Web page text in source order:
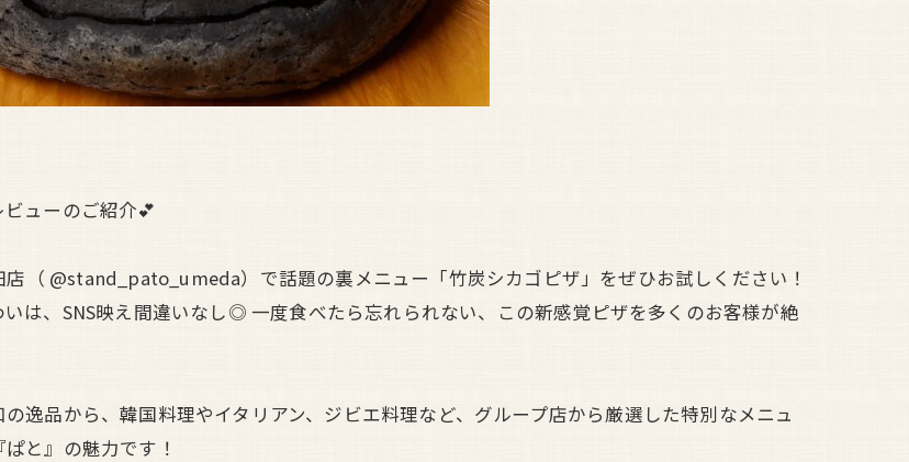
ューのご紹介💕
（ @stand_pato_umeda）で話題の裏メニュー「竹炭シカゴピザ」をぜひお試しください！
は、SNS映え間違いなし◎ 一度食べたら忘れられない、この新感覚ピザを多くのお客様が絶
逸品から、韓国料理やイタリアン、ジビエ料理など、グループ店から厳選した特別なメニュ
と』の魅力です！